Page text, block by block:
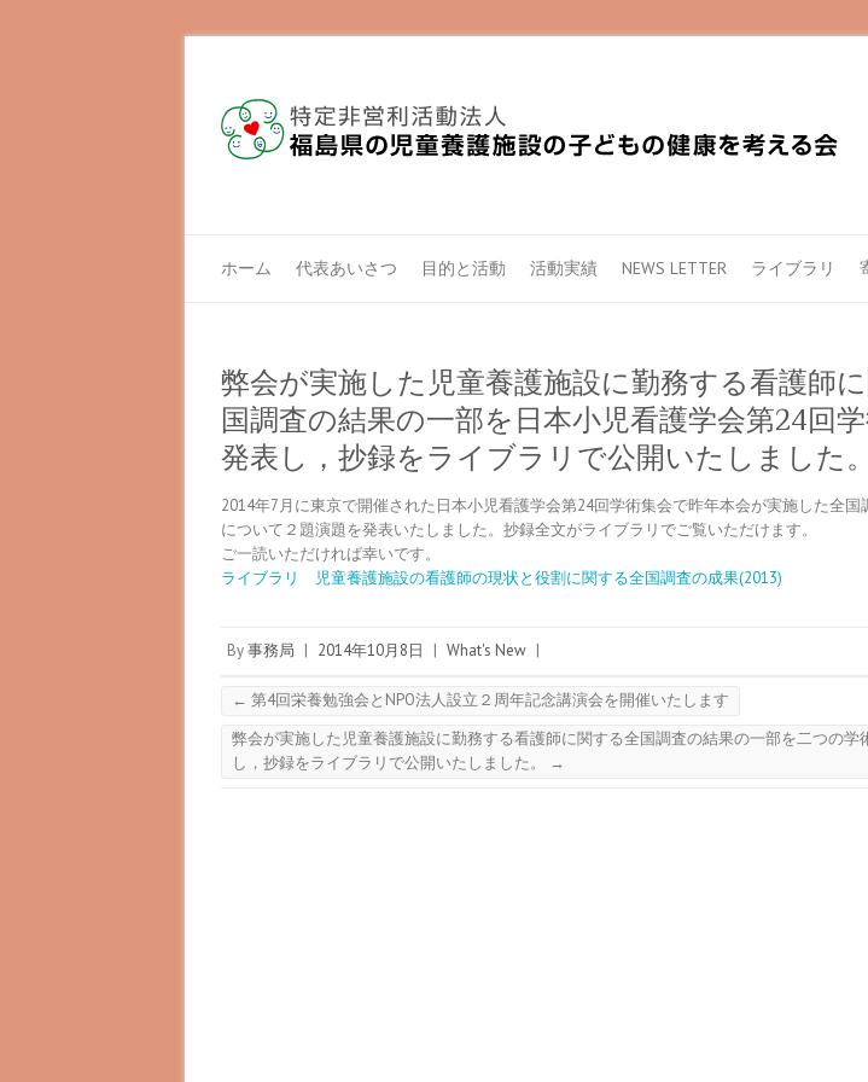
ホーム 代表あいさつ 目的と活動 活動実績 NEWS LETTER ライブラリ
弊会が実施した児童養護施設に勤務する看護師
国調査の結果の一部を日本小児看護学会第24回
発表し，抄録をライブラリで公開いたしました。
2014年7月に東京で開催された日本小児看護学会第24回学術集会で昨年本会が実施した全国
について２題演題を発表いたしました。抄録全文がライブラリでご覧いただけます。
ご一読いただければ幸いです。
ライブラリ 児童養護施設の看護師の現状と役割に関する全国調査の成果(2013)
By事務局 | 2014年10月8日 | What's New |
← 第4回栄養勉強会とNPO法人設立２周年記念講演会を開催いたします
弊会が実施した児童養護施設に勤務する看護師に関する全国調査の結果の一部を二つの学
し，抄録をライブラリで公開いたしました。
→